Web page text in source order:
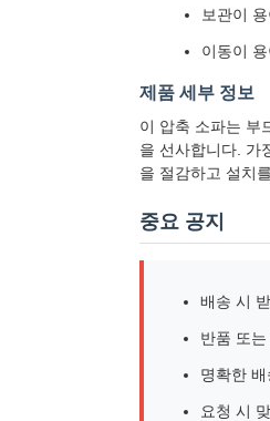
보관이
이동이
제품 세부 정보
이 압축 소파는 부
을 선사합니다. 가
을 절감하고 설치
중요 공지
배송 시
반품 또
명확한
요청 시